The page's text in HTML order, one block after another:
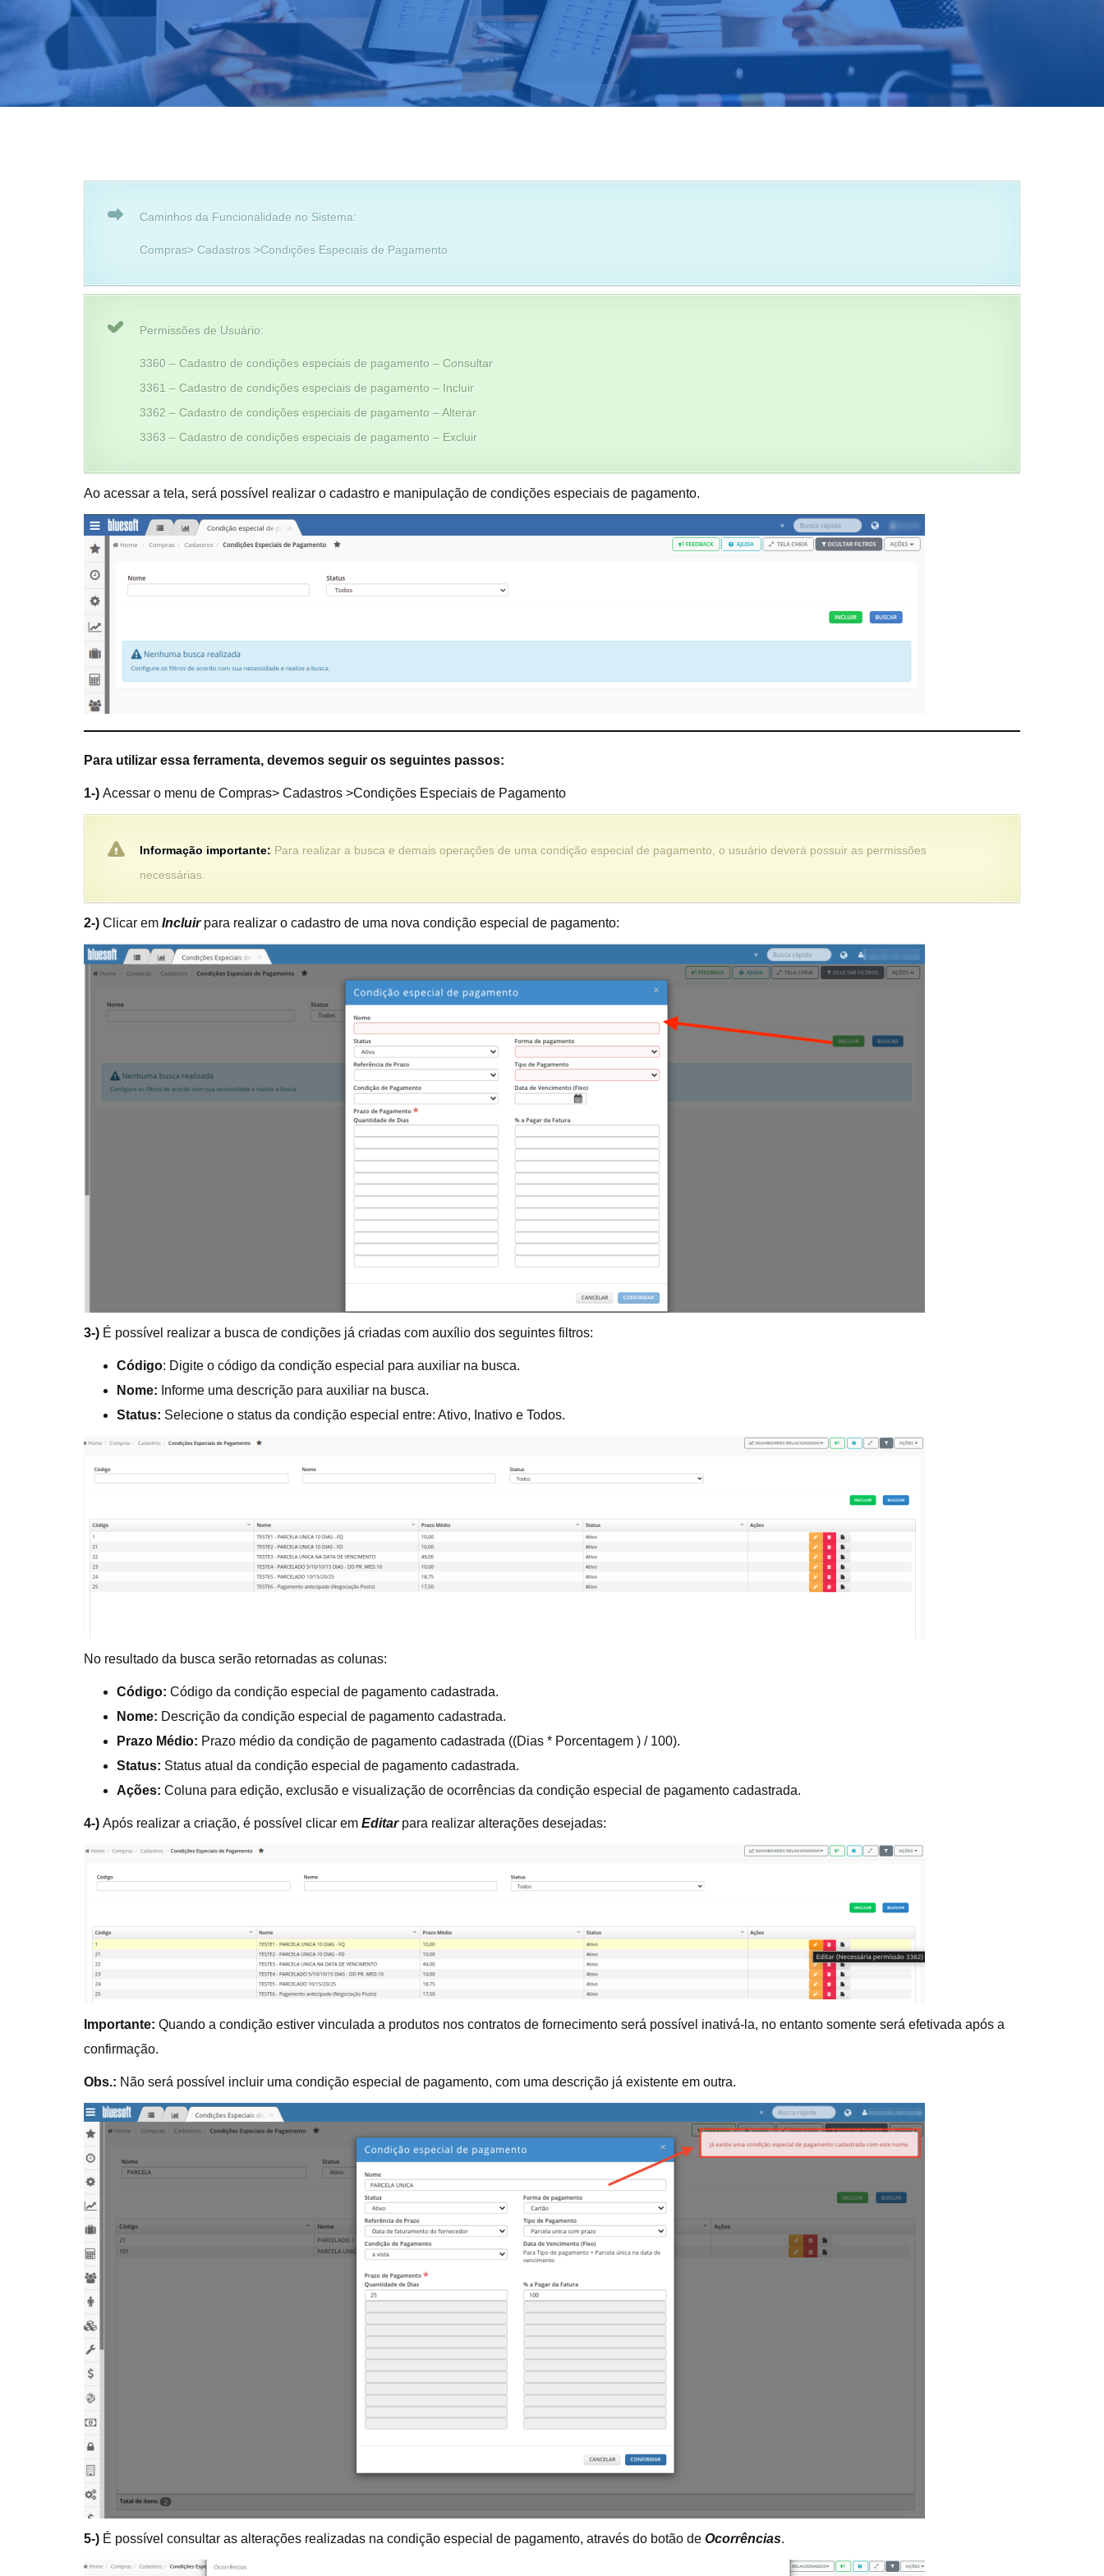
Caminhos da Funcionalidade no Sistema:
Compras> Cadastros >Condições Especiais de Pagamento
Permissões de Usuário:
3360 – Cadastro de condições especiais de pagamento – Consultar
3361 – Cadastro de condições especiais de pagamento – Incluir
3362 – Cadastro de condições especiais de pagamento – Alterar
3363 – Cadastro de condições especiais de pagamento – Excluir
Ao acessar a tela, será possível realizar o cadastro e manipulação de condições especiais de pagamento.
Para utilizar essa ferramenta, devemos seguir os seguintes passos:
1-) Acessar o menu de Compras> Cadastros >Condições Especiais de Pagamento
Informação importante: Para realizar a busca e demais operações de uma condição especial de pagamento, o usuário deverá possuir as permissões
necessárias.
2-) Clicar em Incluirpara realizar o cadastro de uma nova condição especial de pagamento:
3-) É possível realizar a busca de condições já criadas com auxílio dos seguintes filtros:
Código: Digite o código da condição especial para auxiliar na busca.
Nome: Informe uma descrição para auxiliar na busca.
Status: Selecione o status da condição especial entre: Ativo, Inativo e Todos.
No resultado da busca serão retornadas as colunas:
Código: Código da condição especial de pagamento cadastrada.
Nome: Descrição da condição especial de pagamento cadastrada.
Prazo Médio: Prazo médio da condição de pagamento cadastrada ((Dias * Porcentagem ) / 100).
Status: Status atual da condição especial de pagamento cadastrada.
Ações: Coluna para edição, exclusão e visualização de ocorrências da condição especial de pagamento cadastrada.
4-) Após realizar a criação, é possível clicar em Editarpara realizar alterações desejadas:
Importante: Quando a condição estiver vinculada a produtos nos contratos de fornecimento será possível inativá-la, no entanto somente será efetivada após a
confirmação.
Obs.: Não será possível incluir uma condição especial de pagamento, com uma descrição já existente em outra.
5-) É possível consultar as alterações realizadas na condição especial de pagamento, através do botão de Ocorrências.